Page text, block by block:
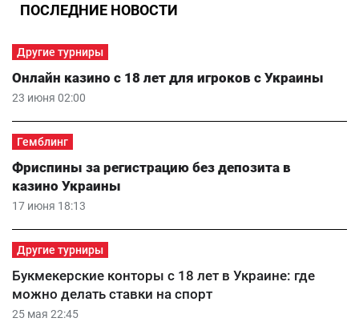
ПОСЛЕДНИЕ НОВОСТИ
Другие турниры
23 июня 02:00
Онлайн казино с 18 лет для игроков с Украины
Гемблинг
17 июня 18:13
Фриспины за регистрацию без депозита в
казино Украины
Другие турниры
25 мая 22:45
Букмекерские конторы с 18 лет в Украине: где
можно делать ставки на спорт